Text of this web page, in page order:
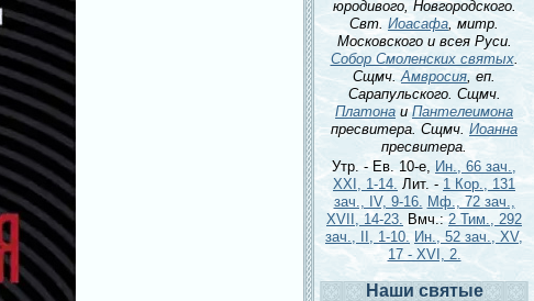
юродивого, Новгородского.
Свт. Иоасафа, митр.
Московского и всея Руси.
Собор Смоленских святых.
Сщмч.Амвросия, еп.
Сарапульского. Сщмч.
Платона иПантелеимона
пресвитера. Сщмч. Иоанна
пресвитера.
Утр. - Ев. 10-е, Ин., 66 зач.,
XXI, 1-14. Лит. - 1 Кор., 131
зач., IV, 9-16. Мф., 72 зач.,
XVII, 14-23. Вмч.:2 Тим., 292
зач., II, 1-10. Ин., 52 зач., XV,
17 - XVI, 2.
Наши святые